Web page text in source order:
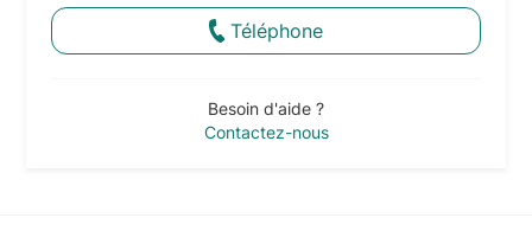
Téléphone
Besoin d'aide ?
Contactez-nous